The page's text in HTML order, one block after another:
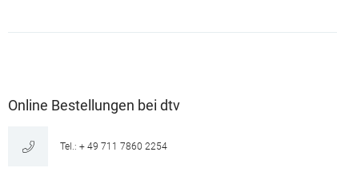
Online Bestellungen bei dtv
Tel.: + 49 711 7860 2254